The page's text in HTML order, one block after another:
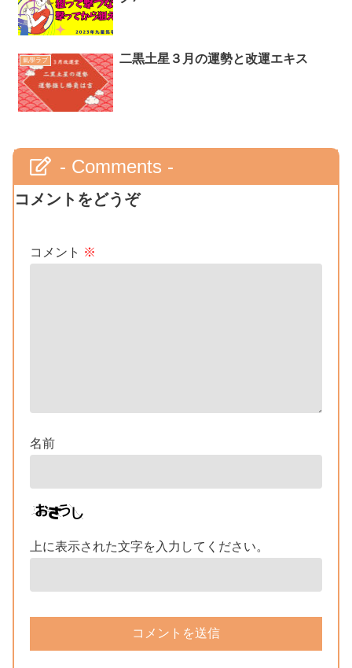
氣學ラブ 二黒土星３月の運勢と改運エキス
- Comments -
コメントをどうぞ
コメント ※
名前
上に表示された文字を入力してください。